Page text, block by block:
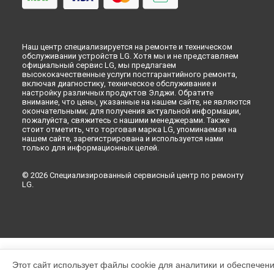
Наш центр специализируется на ремонте и техническом
обслуживании устройств LG. Хотя мы и не представляем
официальный сервис LG, мы предлагаем
высококачественные услуги постгарантийного ремонта,
включая диагностику, техническое обслуживание и
настройку различных продуктов Элджи. Обратите
внимание, что цены, указанные на нашем сайте, не являются
окончательными; для получения актуальной информации,
пожалуйста, свяжитесь с нашими менеджерами. Также
стоит отметить, что торговая марка LG, упоминаемая на
нашем сайте, зарегистрирована и используется нами
только для информационных целей.
© 2026 Специализированный сервисный центр по ремонту
LG.
Этот сайт использует файлы cookie для аналитики и